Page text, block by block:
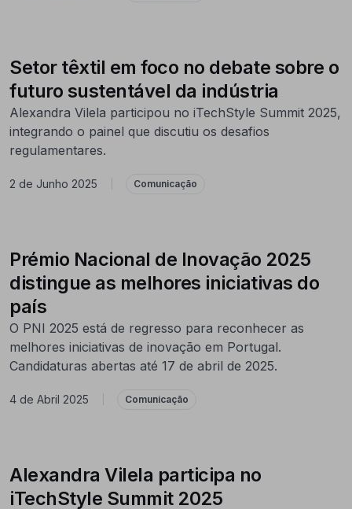
Setor têxtil em foco no debate sobre o
futuro sustentável da indústria
Alexandra Vilela participou no iTechStyle Summit 2025,
integrando o painel que discutiu os desafios
regulamentares.
2 de Junho 2025 Comunicação
Prémio Nacional de Inovação 2025
distingue as melhores iniciativas do
país
O PNI 2025 está de regresso para reconhecer as
melhores iniciativas de inovação em Portugal.
Candidaturas abertas até 17 de abril de 2025.
4 de Abril 2025 Comunicação
Alexandra Vilela participa no
iTechStyle Summit 2025